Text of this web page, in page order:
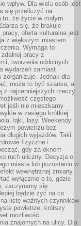
wpływ. Dla wielu osób jest
się przeliczyć na
to, że życie w małym
się, że brakuje
pracy, oferta kulturalna jest
z większym miastem
Wymaga to
zdalnej pracy z
tworzenia oddolnych
wydarzeń zamiast
zorganizuje. Jednak dla
może to być szansa, a
z najcenniejszych rzeczy
częstego
jeśli nie mieszkamy
w zasięgu krótkiej
łąki, lasy. Weekendy
powietrzu bez
długich wyjazdów. Taki
fizyczne i
gdy za oknem
ruch uliczny. Decyzja o
miasta lub pozostaniu w
wewnętrznej zmiany
wyłącznie o to, gdzie
zaczynamy się
będzie żyć na co
listę ważnych czynników
powietrze, krótszy
możliwość
znajomych na ulicy. Dla